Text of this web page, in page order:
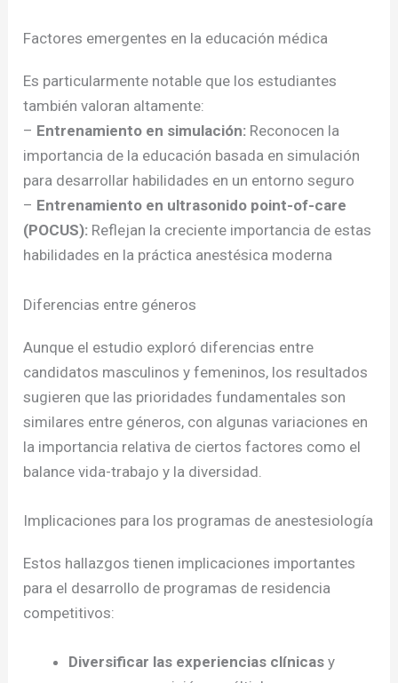
Factores emergentes en la educación médica
Es particularmente notable que los estudiantes
también valoran altamente:
– Entrenamiento en simulación: Reconocen la
importancia de la educación basada en simulación
para desarrollar habilidades en un entorno seguro
– Entrenamiento en ultrasonido point-of-care
(POCUS): Reflejan la creciente importancia de estas
habilidades en la práctica anestésica moderna
Diferencias entre géneros
Aunque el estudio exploró diferencias entre
candidatos masculinos y femeninos, los resultados
sugieren que las prioridades fundamentales son
similares entre géneros, con algunas variaciones en
la importancia relativa de ciertos factores como el
balance vida-trabajo y la diversidad.
Implicaciones para los programas de anestesiología
Estos hallazgos tienen implicaciones importantes
para el desarrollo de programas de residencia
competitivos:
Diversificar las experiencias clínicas y